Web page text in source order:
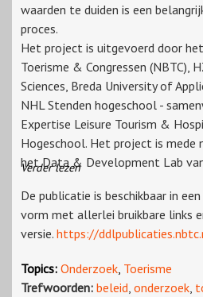
waarden te duiden is een
proces.
Het project is uitgevoerd door
Toerisme & Congressen (NBTC),
Sciences, Breda University of
NHL Stenden hogeschool -
Expertise Leisure Tourism &
Hogeschool. Het project is mede
het Data & Development Lab van
Verder lezen
De publicatie is beschikbaar in
vorm met allerlei bruikbare links
versie. https://
Topics: Onderzoek Toerisme
Trefwoorden: beleid onderzoek